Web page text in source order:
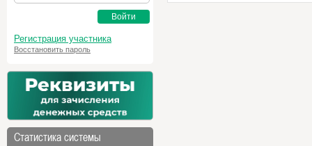
Войти
Регистрация участника
Восстановить пароль
Статистика системы